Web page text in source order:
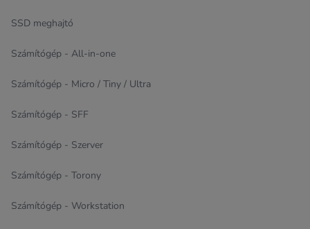
SSD meghajtó
Számítógép - All-in-one
Számítógép - Micro / Tiny / Ultra
Számítógép - SFF
Számítógép - Szerver
Számítógép - Torony
Számítógép - Workstation